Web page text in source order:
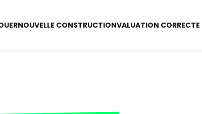
NOUVELLE CONSTRUCTIONVALUATION CORRECTE